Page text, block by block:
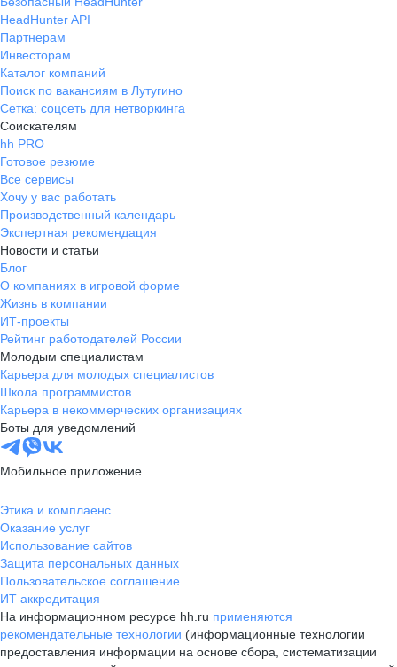
HeadHunter API
Партнерам
Инвесторам
Каталог компаний
Поиск по вакансиям в Лутугино
Сетка: соцсеть для нетворкинга
Соискателям
hh PRO
Готовое резюме
Все сервисы
Хочу у вас работать
Производственный календарь
Экспертная рекомендация
Новости и статьи
Блог
О компаниях в игровой форме
Жизнь в компании
ИТ-проекты
Рейтинг работодателей России
Молодым специалистам
Карьера для молодых специалистов
Школа программистов
Карьера в некоммерческих организациях
Боты для уведомлений
Мобильное приложение
Этика и комплаенс
Оказание услуг
Использование сайтов
Защита персональных данных
Пользовательское соглашение
ИТ аккредитация
На информационном ресурсе hh.ru применяются
рекомендательные технологии (информационные технологии
предоставления информации на основе сбора, систематизации